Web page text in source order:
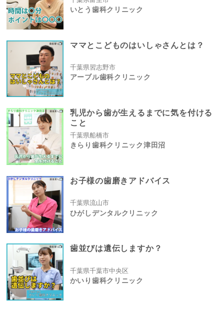
いとう歯科クリニック
ママとこどものはいしゃさんとは？
千葉県習志野市
アーブル歯科クリニック
乳児から歯が生えるまでに気を付ける
こと
千葉県船橋市
きらり歯科クリニック津田沼
お子様の歯磨きアドバイス
千葉県流山市
ひがしデンタルクリニック
歯並びは遺伝しますか？
千葉県千葉市中央区
かいり歯科クリニック